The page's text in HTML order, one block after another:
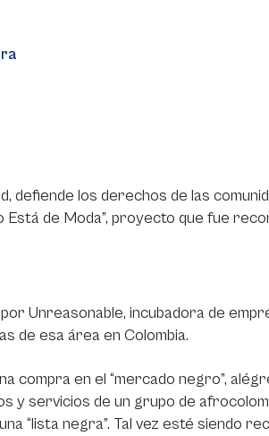
defiende los derechos de las
de Moda”, proyecto que fue
Unreasonable, incubadora de
de esa área en Colombia.
compra en el “mercado negro”,
y servicios de un grupo de
“lista negra”. Tal vez esté siendo